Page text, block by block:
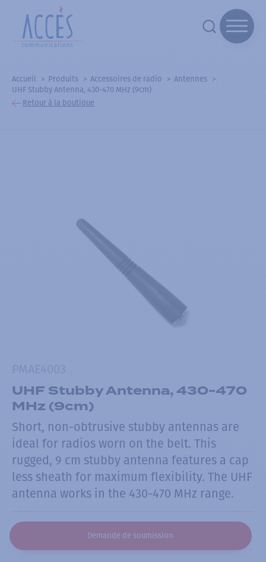
Accueil Produits Accessoires de radio
Antennes
UHF Stubby Antenna, 430-470 MHz (9cm)
Retour à la boutique
UHF Stubby Antenna, 430-470
MHz (9cm)
Short, non-obtrusive stubby antennas are
ideal for radios worn on the belt. This
rugged, 9 cm stubby antenna features a cap
less sheath for maximum flexibility. The UHF
antenna works in the 430-470 MHz range.
Demande de soumission